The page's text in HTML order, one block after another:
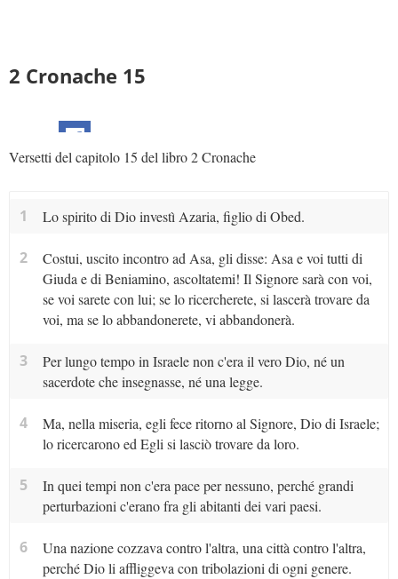
2 Cronache 15
Versetti del capitolo 15 del libro 2 Cronache
1 Lo spirito di Dio investì Azaria, figlio di Obed.
2
Costui, uscito incontro ad Asa, gli disse: Asa e voi tutti di
Giuda e di Beniamino, ascoltatemi! Il Signore sarà con voi,
se voi sarete con lui; se lo ricercherete, si lascerà trovare da
voi, ma se lo abbandonerete, vi abbandonerà.
3
Per lungo tempo in Israele non c'era il vero Dio, né un
sacerdote che insegnasse, né una legge.
4
Ma, nella miseria, egli fece ritorno al Signore, Dio di Israele;
lo ricercarono ed Egli si lasciò trovare da loro.
5
In quei tempi non c'era pace per nessuno, perché grandi
perturbazioni c'erano fra gli abitanti dei vari paesi.
6
Una nazione cozzava contro l'altra, una città contro l'altra,
perché Dio li affliggeva con tribolazioni di ogni genere.